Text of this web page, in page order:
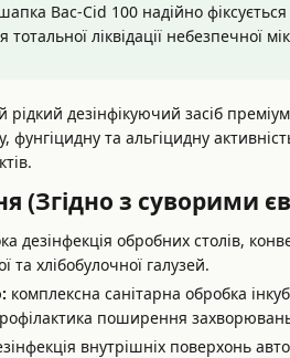
Bac-Cid 100 надійно
ліквідації небезпечної
дезінфікуючий засіб
та альгіцидну
(Згідно з суворими
дезінфекція обробних столів,
хлібобулочної галузей.
комплексна санітарна обробка
поширення
внутрішніх поверхонь